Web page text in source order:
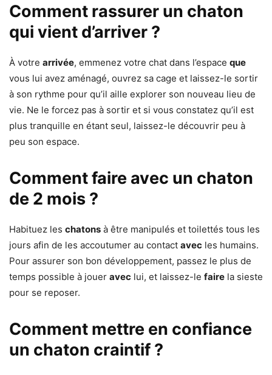
Comment rassurer un chaton
qui vient d’arriver ?
À votre arrivée, emmenez votre chat dans l’espace que
vous lui avez aménagé, ouvrez sa cage et laissez-le sortir
à son rythme pour qu’il aille explorer son nouveau lieu de
vie. Ne le forcez pas à sortir et si vous constatez qu’il est
plus tranquille en étant seul, laissez-le découvrir peu à
peu son espace.
Comment faire avec un chaton
de 2 mois ?
Habituez les chatons à être manipulés et toilettés tous les
jours afin de les accoutumer au contact avec les humains.
Pour assurer son bon développement, passez le plus de
temps possible à jouer avec lui, et laissez-le faire la sieste
pour se reposer.
Comment mettre en confiance
un chaton craintif ?